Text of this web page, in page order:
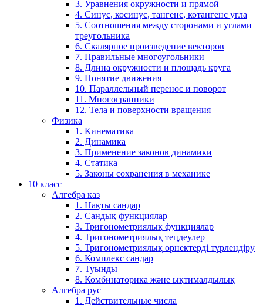
3. Уравнения окружности и прямой
4. Синус, косинус, тангенс, котангенс угла
5. Соотношения между сторонами и углами
треугольника
6. Скалярное произведение векторов
7. Правильные многоугольники
8. Длина окружности и площадь круга
9. Понятие движения
10. Параллельный перенос и поворот
11. Многогранники
12. Тела и поверхности вращения
Физика
1. Кинематика
2. Динамика
3. Применение законов динамики
4. Статика
5. Законы сохранения в механике
10 класс
Алгебра каз
1. Нақты сандар
2. Сандық функциялар
3. Тригонометриялық функциялар
4. Тригонометриялық теңдеулер
5. Тригонометриялық өрнектерді түрлендіру
6. Комплекс сандар
7. Туынды
8. Комбинаторика және ықтималдылық
Алгебра рус
1. Действительные числа